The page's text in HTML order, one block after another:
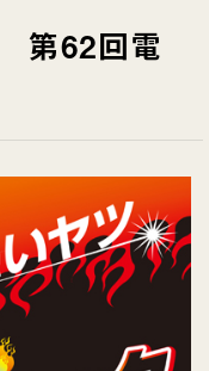
62回電